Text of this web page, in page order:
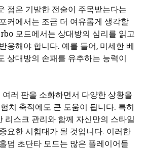
점은 기발한 전술이 주목받는다는
커에서는 조금 더 여유롭게 생각할
모드에서는 상대방의 심리를 읽고
응해야 합니다. 예를 들어, 미세한 베
상대방의 손패를 유추하는 능력이
여러 판을 소화하면서 다양한 상황을
치 축적에도 큰 도움이 됩니다. 특히
리스크 관리와 함께 자신만의 스타일
요한 시험대가 될 것입니다. 이러한
덤 초단타 모드는 많은 플레이어들